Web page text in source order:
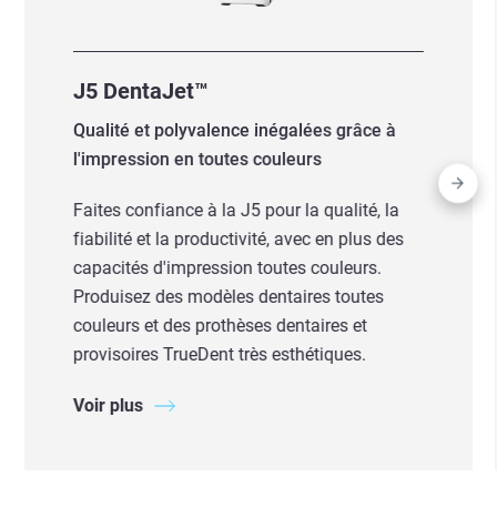
J5 DentaJet™
Qualité et polyvalence inégalées grâce à
l'impression en toutes couleurs
Faites confiance à la J5 pour la qualité, la
fiabilité et la productivité, avec en plus des
capacités d'impression toutes couleurs.
Produisez des modèles dentaires toutes
couleurs et des prothèses dentaires et
provisoires TrueDent très esthétiques.
Voir plus